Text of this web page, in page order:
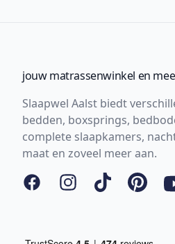
jouw matrassenwinkel en
Slaapwel Aalst biedt
bedden, boxsprings,
complete slaapkamers,
maat en zoveel meer aan.
FacebookInstagram
Tiktok Pinterest